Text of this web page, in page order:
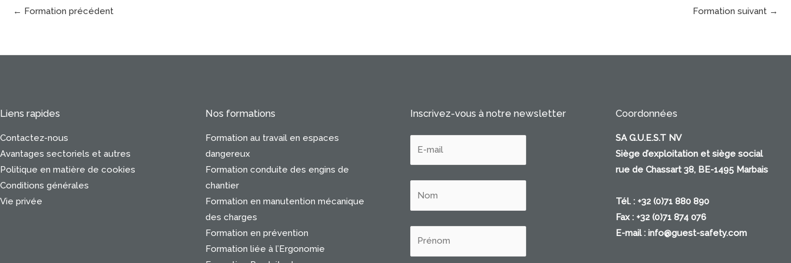
← Formation précédent Formation suivant →
Liens rapides
Contactez-nous
Avantages sectoriels et autres
Politique en matière de cookies
Conditions générales
Vie privée
Nos formations
Formation au travail en espaces
dangereux
Formation conduite des engins de
chantier
Formation en manutention mécanique
des charges
Formation en prévention
Formation liée à l’Ergonomie
Inscrivez-vous à notre newsletter Coordonnées
SA G.U.E.S.T NV
Siège d’exploitation et siège social
rue de Chassart 38, BE-1495 Marbais
Tél. : +32 (0)71 880 890
Fax : +32 (0)71 874 076
E-mail : info@guest-safety.com